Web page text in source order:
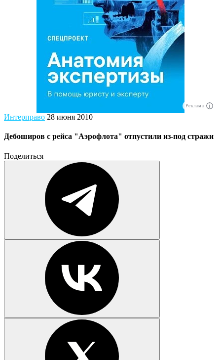
Реклама
Интерправо 28 июня 2010
Дебоширов с рейса "Аэрофлота" отпустили из-под стражи
Поделиться